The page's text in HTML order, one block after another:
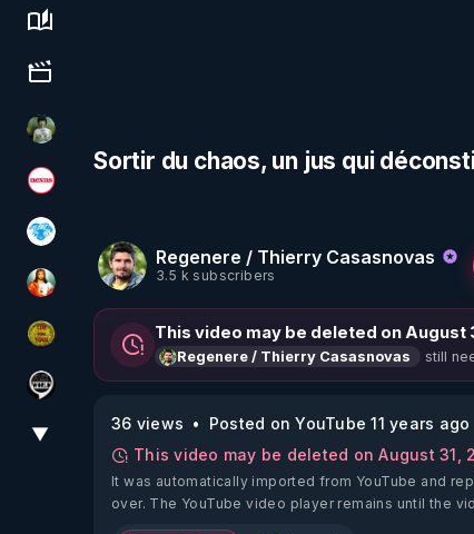
Science, history & spirituality
Culture, media & entertainment
Sonmi-877
Magazine Nexus
A.D.N.M
L'autre son de cloche
CDS pour TOUS
Notre Réalité Est Falsifiée Et Fausse
▼
Sortir du chaos, un jus qui
Regenere / Thierry Casasnovas
3.5 k subscribers
This video may be deleted on August
Regenere / Thierry Casasnovas still
36 views
Posted on YouTube 11 years ago
This video may be deleted on August 31,
It was automatically imported from YouTube and
over. The YouTube video player remains until the